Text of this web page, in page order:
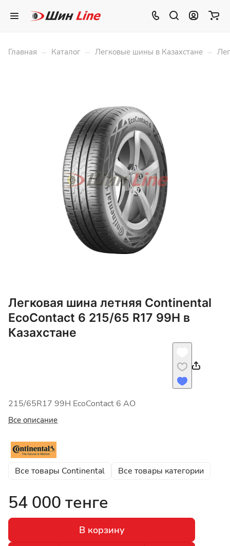
Главная – Каталог – Легковые шины в Казахстане –
Легковая шина летняя Continental
EcoContact 6 215/65 R17 99H в
Казахстане
215/65R17 99H EcoContact 6 AO
Все описание
Все товары Continental Все товары категории
54 000 тенге
В корзину